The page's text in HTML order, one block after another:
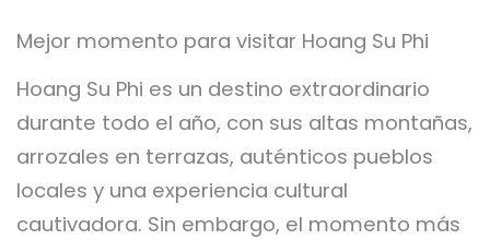
Mejor momento para visitar Hoang Su Phi
Hoang Su Phi es un destino extraordinario
durante todo el año, con sus altas montañas,
arrozales en terrazas, auténticos pueblos
locales y una experiencia cultural
cautivadora. Sin embargo, el momento más